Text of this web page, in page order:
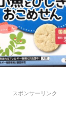
スポンサーリンク